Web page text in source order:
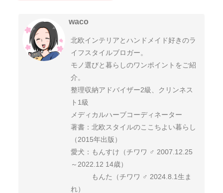
waco
北欧インテリアとハンドメイド好きのラ
イフスタイルブロガー。
モノ選びと暮らしのワンポイントをご紹
介。
整理収納アドバイザー2級、クリンネス
ト1級
メディカルハーブコーディネーター
著書：北欧スタイルのここちよい暮らし
（2015年出版）
愛犬：もんすけ（チワワ ♂ 2007.12.25
～2022.12 14歳）
もんた（チワワ ♂ 2024.8.1生ま
れ）